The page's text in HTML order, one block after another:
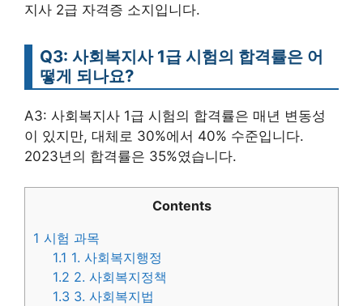
지사 2급 자격증 소지입니다.
Q3: 사회복지사 1급 시험의 합격률은 어
떻게 되나요?
A3: 사회복지사 1급 시험의 합격률은 매년 변동성
이 있지만, 대체로 30%에서 40% 수준입니다.
2023년의 합격률은 35%였습니다.
Contents
1 시험 과목
1.1 1. 사회복지행정
1.2 2. 사회복지정책
1.3 3. 사회복지법